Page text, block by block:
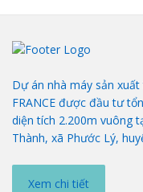
Dự án nhà máy sản
FRANCE được đầu tư
diện tích 2.200m vuông
Thành, xã Phước Lý,
Xem chi tiết